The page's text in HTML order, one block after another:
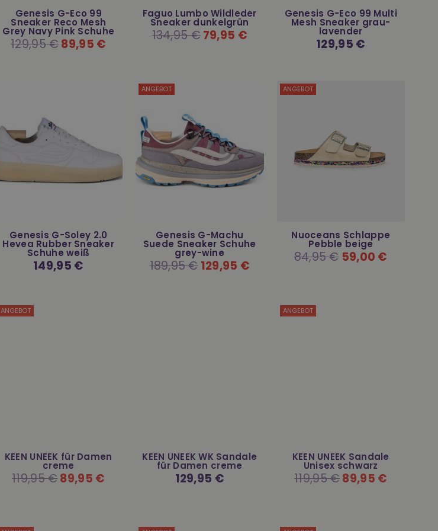
Genesis G-Eco 99
Sneaker Reco Mesh
Grey Navy Pink Schuhe
Normaler
Preis
129,95 €89,95 €
Faguo Lumbo Wildleder
Sneaker dunkelgrün
Normaler
Preis
134,95 €79,95 €
Genesis G-Eco 99 Multi
Mesh Sneaker grau-
lavender
Normaler
Preis
129,95 €
Genesis G-Soley 2.0
Hevea Rubber Sneaker
Schuhe weiß
Normaler
Preis
149,95 €
ANGEBOT
Genesis G-Machu
Suede Sneaker Schuhe
grey-wine
Normaler
Preis
189,95 €129,95 €
ANGEBOT
Nuoceans Schlappe
Pebble beige
Normaler
Preis
84,95 € 59,00 €
ANGEBOT
KEEN UNEEK für Damen
creme
Normaler
Preis
119,95 €89,95 €
KEEN UNEEK WK Sandale
für Damen creme
Normaler
Preis
129,95 €
ANGEBOT
KEEN UNEEK Sandale
Unisex schwarz
Normaler
Preis
119,95 €89,95 €